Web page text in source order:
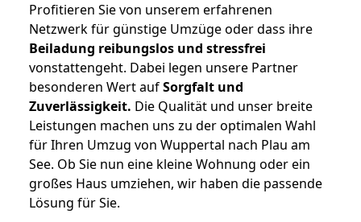
Profitieren Sie von unserem erfahrenen
Netzwerk für günstige Umzüge oder dass ihre
Beiladung reibungslos und stressfrei
vonstattengeht. Dabei legen unsere Partner
besonderen Wert aufSorgfalt und
Zuverlässigkeit. Die Qualität und unser breite
Leistungen machen uns zu der optimalen Wahl
für Ihren Umzug von Wuppertal nach Plau am
See. Ob Sie nun eine kleine Wohnung oder ein
großes Haus umziehen, wir haben die passende
Lösung für Sie.